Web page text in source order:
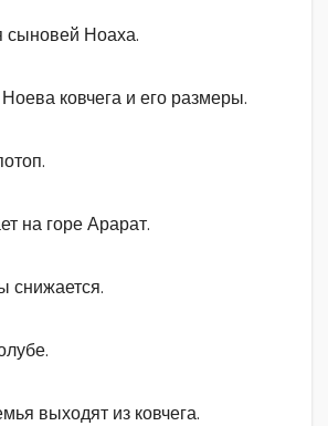
сыновей Ноаха.
ковчега и его размеры.
на горе Арарат.
снижается.
выходят из ковчега.